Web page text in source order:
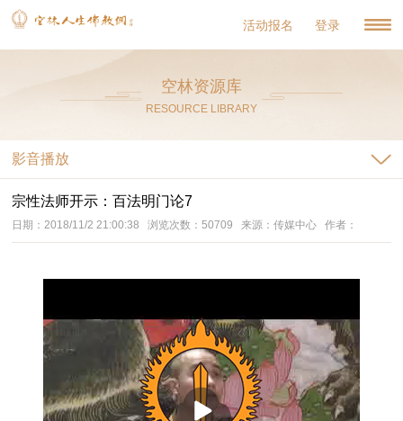
活动报名 登录
空林资源库
RESOURCE LIBRARY
影音播放
宗性法师开示：百法明门论7
日期：2018/11/2 21:00:38 浏览次数：50709 来源：传媒中心 作者：